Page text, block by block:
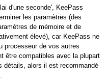
d'une seconde', KeePass
les paramètres (des
de mémoire et de
élevé), car KeePass ne
processeur de vos autres
être compatibles avec la plupart
détails, alors il est recommandé